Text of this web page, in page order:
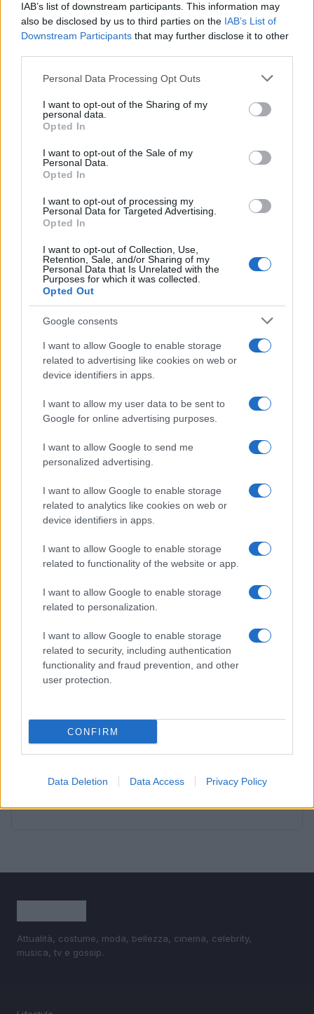
IAB’s list of downstream participants. This information may
also be disclosed by us to third parties on the IAB’s List of
Downstream Participants that may further disclose it to other
Please note that this website/app uses one or more Google
not limited to your visit or usage behaviour. You may click to
grant or deny consent to Google and its third-party tags to
use your data for below specified purposes in below Google
consent section.
Personal Data Processing Opt Outs
I want to opt-out of the Sharing of my
personal data.
Opted In
I want to opt-out of the Sale of my
Personal Data.
Opted In
I want to opt-out of processing my
Personal Data for Targeted Advertising.
Opted In
I want to opt-out of Collection, Use,
Retention, Sale, and/or Sharing of my
Personal Data that Is Unrelated with the
Purposes for which it was collected.
Opted Out
Google consents
I want to allow Google to enable storage
related to advertising like cookies on web or
device identifiers in apps.
I want to allow my user data to be sent to
Google for online advertising purposes.
I want to allow Google to send me
personalized advertising.
I want to allow Google to enable storage
related to analytics like cookies on web or
device identifiers in apps.
I want to allow Google to enable storage
related to functionality of the website or app.
I want to allow Google to enable storage
related to personalization.
I want to allow Google to enable storage
related to security, including authentication
functionality and fraud prevention, and other
user protection.
CONFIRM
Data Deletion Data Access Privacy Policy
ALIMENTAZIONE
Brooklyn Beckham e la ricetta controversa con
l’acqua di mare
Beatrice Bonaventura · 10 Ago 2026
BELLEZZA
Makeup timeless effetto diva: base luminosa step-by-
Camilla Fiore · 10 Ago 2026
Matrimonio Tallulah Willis: l’abito da sposa Balenciaga
Cristian Castiglioni · 10 Ago 2026
PIÙ LETTI
Sognare una bara è presagio di morte?
Sognare il fango ha anche dei significati positivi (che
3 Senza Cri e il suo percorso di guarigione: dalle
cicatrici alla libertà
4 Come valorizzare la zona giorno attraverso una scelta
Attualità, costume, moda, bellezza, cinema, celebrity,
musica, tv e gossip.